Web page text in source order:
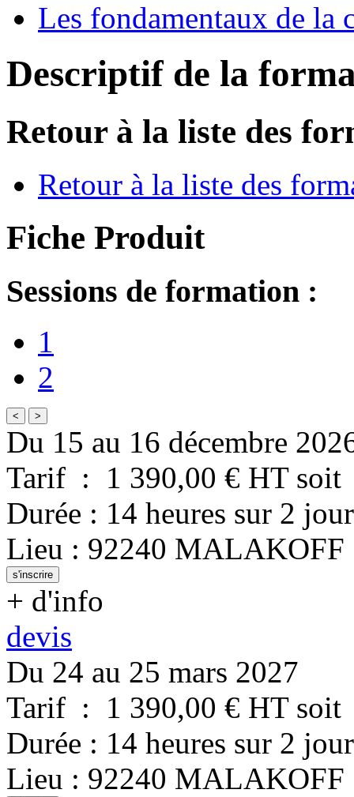
Les fondamentaux de la
Descriptif de la
Retour à la liste des
Retour à la liste des
Fiche Produit
Sessions de formation :
1
2
< >
Du 15 au 16 décembre
Tarif : 1 390,00 € HT soit
Durée : 14 heures sur 2
Lieu : 92240 MALAKOFF
s'inscrire
+ d'info
devis
Du 24 au 25 mars 2027
Tarif : 1 390,00 € HT soit
Durée : 14 heures sur 2
Lieu : 92240 MALAKOFF